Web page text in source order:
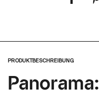
PRODUKTBESCHREIBUNG
Panorama: